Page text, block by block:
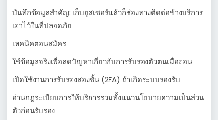
บันทึกข้อมูลสำคัญ: เก็บยูสเซอร์แล้วก็ช่องทางติดต่อข้างบริการ
เอาไว้ในที่ปลอดภัย
เทคนิคตอนสมัคร
ใช้ข้อมูลจริงเพื่อลดปัญหาเกี่ยวกับการรับรองตัวตนเมื่อถอน
เปิดใช้งานการรับรองสองชั้น (2FA) ถ้าเกิดระบบรองรับ
อ่านกฎระเบียบการให้บริการรวมทั้งแนวนโยบายความเป็นส่วน
ตัวก่อนรับรอง